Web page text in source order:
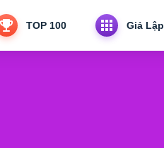
TOP 100 Giả Lập